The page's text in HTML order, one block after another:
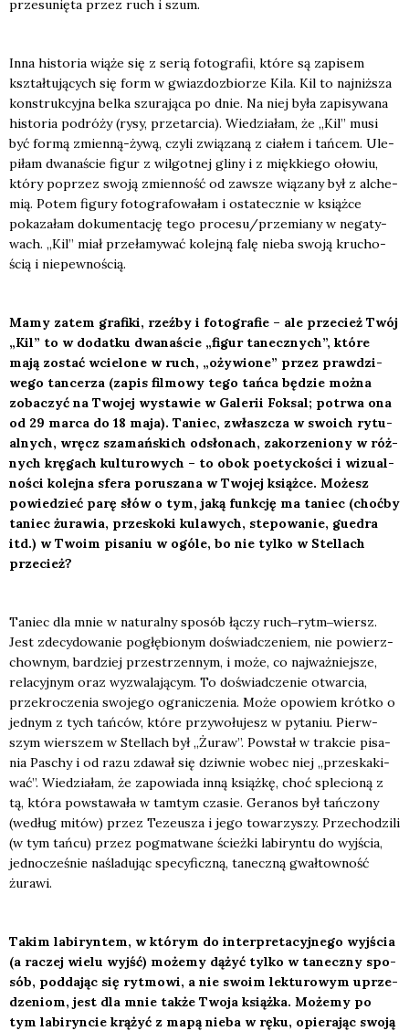
prze­su­nię­ta przez ruch i szum.
Inna histo­ria wią­że się z serią foto­gra­fii, któ­re są zapi­sem
kształ­tu­ją­cych się form w gwiaz­do­zbio­rze Kila. Kil to naj­niż­sza
kon­struk­cyj­na bel­ka szu­ra­ją­ca po dnie. Na niej była zapi­sy­wa­na
histo­ria podró­ży (rysy, prze­tar­cia). Wie­dzia­łam, że „Kil” musi
być for­mą zmien­ną-żywą, czy­li zwią­za­ną z cia­łem i tań­cem. Ule­
pi­łam dwa­na­ście figur z wil­got­nej gli­ny i z mięk­kie­go oło­wiu,
któ­ry poprzez swo­ją zmien­ność od zawsze wią­za­ny był z alche­
mią. Potem figu­ry foto­gra­fo­wa­łam i osta­tecz­nie w książ­ce
poka­za­łam doku­men­ta­cję tego procesu/przemiany w nega­ty­
wach. „Kil” miał prze­ła­my­wać kolej­ną falę nie­ba swo­ją kru­cho­
ścią i nie­pew­no­ścią.
Mamy zatem gra­fi­ki, rzeź­by i foto­gra­fie – ale prze­cież Twój
„Kil” to w dodat­ku dwa­na­ście „figur tanecz­nych”, któ­re
mają zostać wcie­lo­ne w ruch, „oży­wio­ne” przez praw­dzi­
we­go tan­ce­rza (zapis fil­mo­wy tego tań­ca będzie moż­na
zoba­czyć na Two­jej wysta­wie w Gale­rii Fok­sal; potrwa ona
od 29 mar­ca do 18 maja). Taniec, zwłasz­cza w swo­ich rytu­
al­nych, wręcz sza­mań­skich odsło­nach, zako­rze­nio­ny w róż­
nych krę­gach kul­tu­ro­wych – to obok poetyc­ko­ści i wizu­al­
no­ści kolej­na sfe­ra poru­sza­na w Two­jej książ­ce. Możesz
powie­dzieć parę słów o tym, jaką funk­cję ma taniec (choć­by
taniec żura­wia, prze­sko­ki kula­wych, ste­po­wa­nie, guedra
itd.) w Two­im pisa­niu w ogó­le, bo nie tyl­ko w Stel­lach
prze­cież?
Taniec dla mnie w natu­ral­ny spo­sób łączy ruch‒rytm‒wiersz.
Jest zde­cy­do­wa­nie pogłę­bio­nym doświad­cze­niem, nie powierz­
chow­nym, bar­dziej prze­strzen­nym, i może, co naj­waż­niej­sze,
rela­cyj­nym oraz wyzwa­la­ją­cym. To doświad­cze­nie otwar­cia,
prze­kro­cze­nia swo­je­go ogra­ni­cze­nia. Może opo­wiem krót­ko o
jed­nym z tych tań­ców, któ­re przy­wo­łu­jesz w pyta­niu. Pierw­
szym wier­szem w Stel­lachbył „Żuraw”. Powstał w trak­cie pisa­
nia Pas­chyi od razu zda­wał się dziw­nie wobec niej „prze­ska­ki­
wać”. Wie­dzia­łam, że zapo­wia­da inną książ­kę, choć sple­cio­ną z
tą, któ­ra powsta­wa­ła w tam­tym cza­sie. Gera­nosbył tań­czo­ny
(według mitów) przez Teze­usza i jego towa­rzy­szy. Prze­cho­dzi­li
(w tym tań­cu) przez pogma­twa­ne ścież­ki labi­ryn­tu do wyj­ścia,
jed­no­cze­śnie naśla­du­jąc spe­cy­ficz­ną, tanecz­ną gwał­tow­ność
żura­wi.
Takim labi­ryn­tem, w któ­rym do inter­pre­ta­cyj­ne­go wyj­ścia
(a raczej wie­lu wyjść) może­my dążyć tyl­ko w tanecz­ny spo­
sób, pod­da­jąc się ryt­mo­wi, a nie swo­im lek­tu­ro­wym uprze­
dze­niom, jest dla mnie tak­że Two­ja książ­ka. Może­my po
tym labi­ryn­cie krą­żyć z mapą nie­ba w ręku, opie­ra­jąc swo­ją